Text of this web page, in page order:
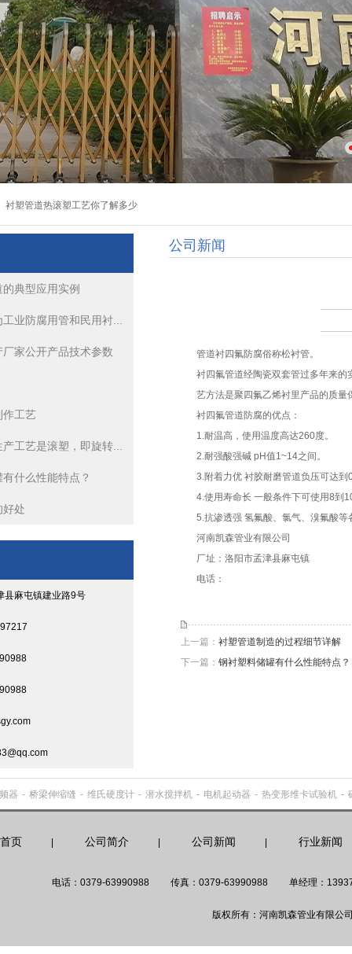
钢衬四氟管道的典型应用实例
衬塑管道热滚塑工艺你了解多少
衬塑管道生产厂家公开产品技术参数
衬塑管道的生产工艺是滚塑，即旋转成型、浇铸旋转成型
衬塑管道热滚塑工艺你了解多少
典型应用实例
业防腐用管和民用衬...
家公开产品技术参数
作工艺
工艺是滚塑，即旋转...
什么性能特点？
好处
县麻屯镇建业路9号
公司新闻
管道衬四氟防腐俗称松衬管。
衬四氟管道经陶瓷双套管过多年来
艺方法是聚四氟乙烯衬里产品的质量
衬四氟管道防腐的优点：
1.耐温高，使用温度高达260度。
2.耐强酸强碱 pH值1~14之间。
3.附着力优 衬胶耐磨管道负压可达
4.使用寿命长 一般条件下可使用8到
5.抗渗透强 氢氟酸、氯气、溴氟酸
河南凯森管业有限公司
厂址：洛阳市孟津县麻屯镇
电话：
上一篇： 衬塑管道制造的过程细节详解
下一篇： 钢衬塑料储罐有什么性能特点？
器 - 桥梁伸缩缝 - 维氏硬度计 - 潜水搅拌机 - 电机起动器 - 热变形维卡试验机 -
首页 公司简介 公司新闻 行业新闻
电话：0379-63990988 传真：0379-63990988 单经理：
版权所有：河南凯森管业有限公